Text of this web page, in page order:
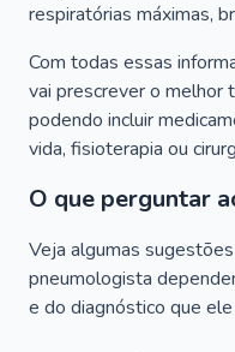
respiratórias máximas,
Com todas essas
vai prescrever o melhor
podendo incluir
vida, fisioterapia ou
O que perguntar
Veja algumas
pneumologista
e do diagnóstico que